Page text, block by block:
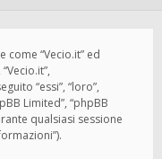
“Vecio.it” ed
“essi”, “loro”,
Limited”, “phpBB
qualsiasi sessione